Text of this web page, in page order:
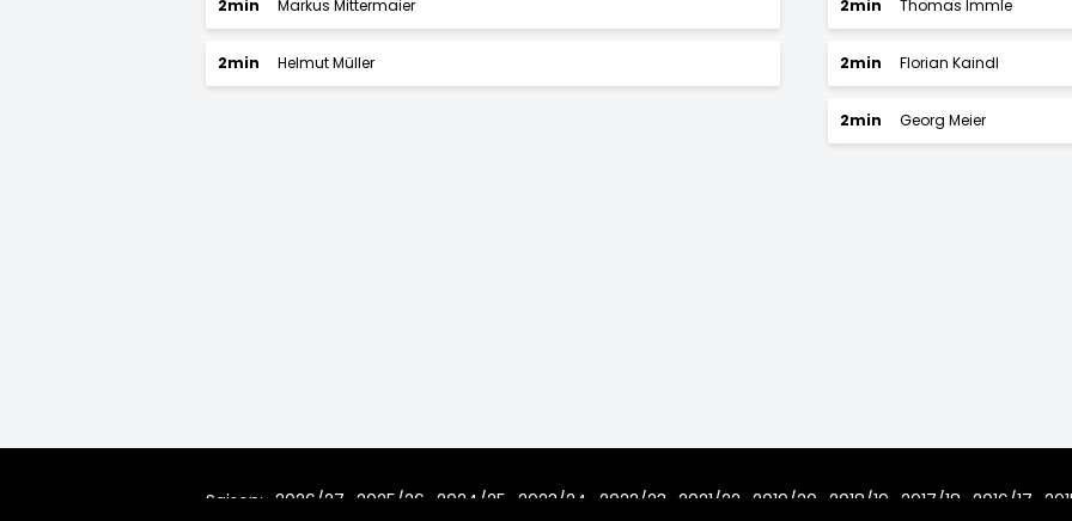
2min Markus Mittermaier
2min Helmut Müller
2min Thomas Immle
2min Florian Kaindl
2min Georg Meier
Saison: 2026/27 2025/26 2024/25 2023/24 2022/23 2021/22 2019/20 2018/19 2017/18 2016/17